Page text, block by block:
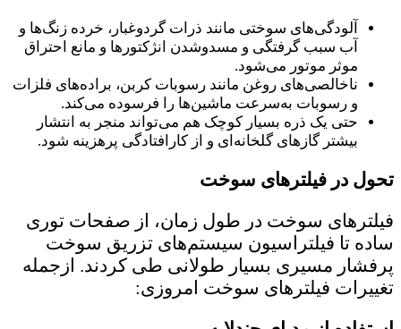
آلودگی‌های سوختی مانند ذرات گردوغبار، خرده زنگ‌ها‌ و
آب سبب گرفتگی و مسدوشدن انژکتورها و مانع احتراق
موثر موتور می‌شود.
ناخالصی‌های روغن مانند رسوبات کربن، براده‌های فلزات
و رسوبات به‌سرعت ماشین‌ها را فرسوده می‌کند.
حتی یک ذره بسیار کوچک هم می‌تواند منجر به انتشار
بیشتر گازهای گلخانه‌ای و از کارافتادگی پرهزینه شود.
تحول در فیلترهای سوخت
فیلترهای سوخت در طول زمان، از صفحات توری
ساده تا فیلتراسیون سیستم‌های تزریق سوخت
پرفشار مسیری بسیار طولانی طی کردند. ازجمله
تغییرات فیلترهای سوخت امروزی: